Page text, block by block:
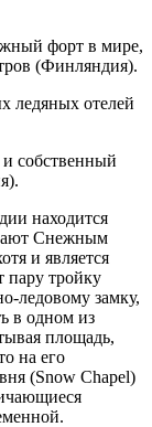
форт в мире,
(Финляндия).
собственный
находится
Снежным
и является
пару тройку
ледовому замку,
в одном из
площадь,
на его
(Snow Chapel)